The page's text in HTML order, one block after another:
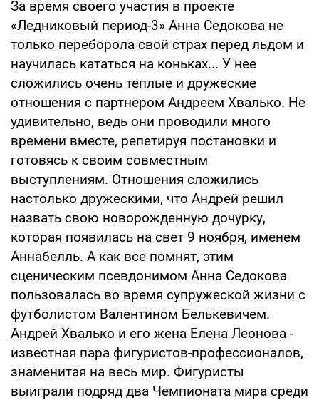
За время своего участия в проекте
«Ледниковый период-3» Анна Седокова не
только переборола свой страх перед льдом и
научилась кататься на коньках... У нее
сложились очень теплые и дружеские
отношения с партнером Андреем Хвалько. Не
удивительно, ведь они проводили много
времени вместе, репетируя постановки и
готовясь к своим совместным
выступлениям. Отношения сложились
настолько дружескими, что Андрей решил
назвать свою новорожденную дочурку,
которая появилась на свет 9 ноября, именем
Аннабелль. А как все помнят, этим
сценическим псевдонимом Анна Седокова
пользовалась во время супружеской жизни с
футболистом Валентином Белькевичем.
Андрей Хвалько и его жена Елена Леонова -
известная пара фигуристов-профессионалов,
знаменитая на весь мир. Фигуристы
выиграли подряд два Чемпионата мира среди